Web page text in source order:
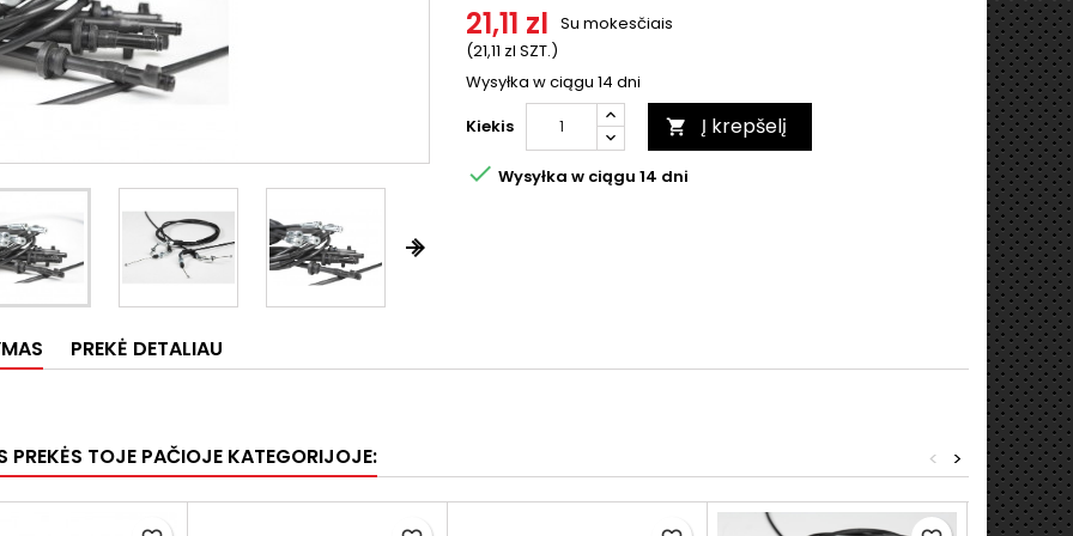


21,11 zl
(21,11 zl SZT.)
Su mokesčiais
Wysyłka w ciągu 14 dni
Kiekis
 Į krepšelį
 Wysyłka w ciągu 14 dni
PREKĖ DETALIAU
PREKĖS TOJE PAČIOJE KATEGORIJOJE: >
<